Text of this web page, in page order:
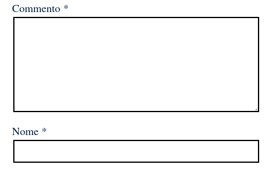
Commento *
Nome *